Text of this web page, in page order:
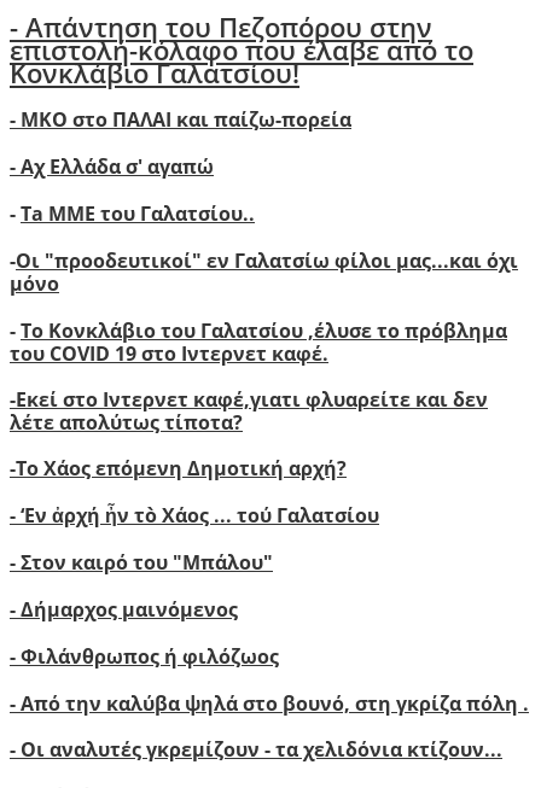
- Απάντηση του Πεζοπόρου στην
επιστολή-κόλαφο που έλαβε από το
Κονκλάβιο Γαλατσίου!
- ΜΚΟ στο ΠΑΛΑΙ και παίζω-πορεία
- Αχ Ελλάδα σ' αγαπώ
-Ta ΜΜΕ του Γαλατσίου..
-Οι "προοδευτικοί" εν Γαλατσίω φίλοι μας...και όχι
μόνο
-Το Κονκλάβιο του Γαλατσίου ,έλυσε το πρόβλημα
του COVID 19 στο Ιντερνετ καφέ.
-Εκεί στο Ιντερνετ καφέ,γιατι φλυαρείτε και δεν
λέτε απολύτως τίποτα?
-Το Χάος επόμενη Δημοτική αρχή?
-‘Εν ἀρχή ἦν τὸ Χάος ... τού Γαλατσίου
-Στον καιρό του "Μπάλου"
- Δήμαρχος μαινόμενος
- Φιλάνθρωπος ή φιλόζωος
- Από την καλύβα ψηλά στο βουνό, στη γκρίζα πόλη .
- Οι αναλυτές γκρεμίζουν - τα χελιδόνια κτίζουν...